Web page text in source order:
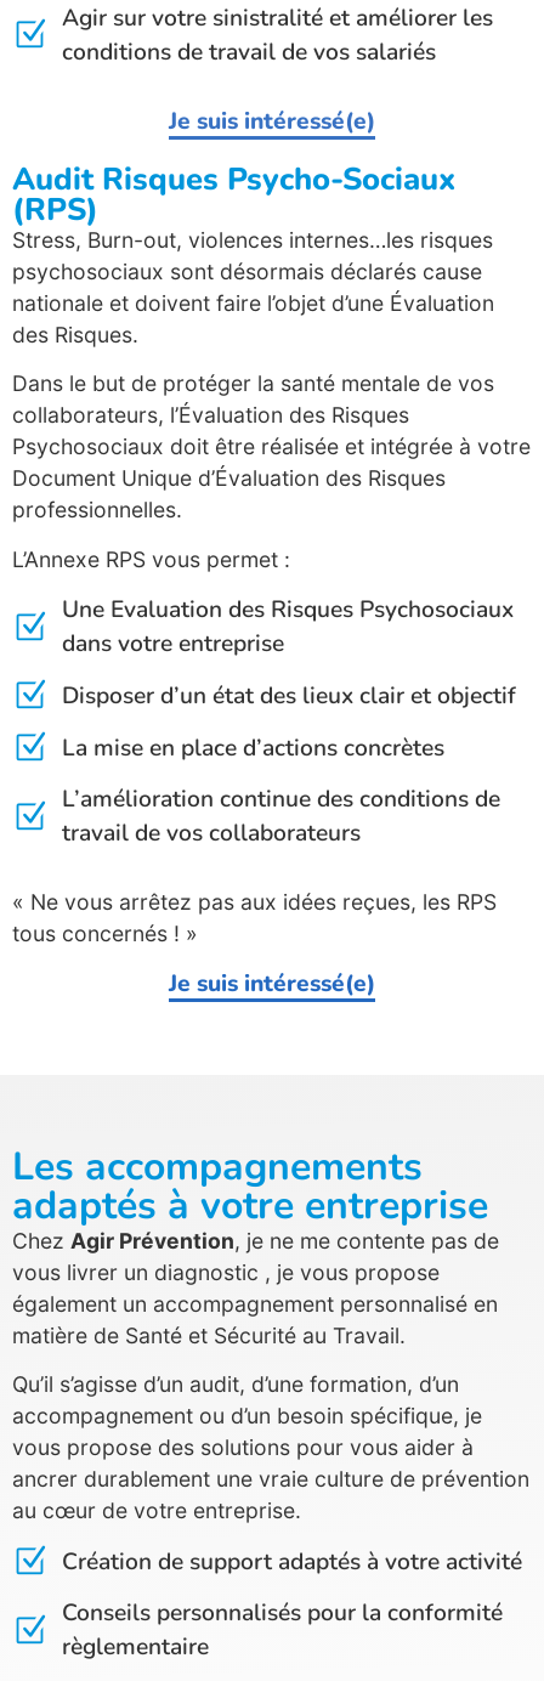
Agir sur votre sinistralité et améliorer les
conditions de travail de vos salariés
Je suis intéressé(e)
Audit Risques Psycho-Sociaux
(RPS)
Stress, Burn-out, violences internes…les risques
psychosociaux sont désormais déclarés cause
nationale et doivent faire l’objet d’une Évaluation
des Risques.
Dans le but de protéger la santé mentale de vos
collaborateurs, l’Évaluation des Risques
Psychosociaux doit être réalisée et intégrée à votre
Document Unique d’Évaluation des Risques
professionnelles.
L’Annexe RPS vous permet :
Une Evaluation des Risques Psychosociaux
dans votre entreprise
Disposer d’un état des lieux clair et objectif
La mise en place d’actions concrètes
L’amélioration continue des conditions de
travail de vos collaborateurs
« Ne vous arrêtez pas aux idées reçues, les RPS
tous concernés ! »
Je suis intéressé(e)
Les accompagnements
adaptés à votre entreprise
Chez Agir Prévention, je ne me contente pas de
vous livrer un diagnostic , je vous propose
également un accompagnement personnalisé en
matière de Santé et Sécurité au Travail.
Qu’il s’agisse d’un audit, d’une formation, d’un
accompagnement ou d’un besoin spécifique, je
vous propose des solutions pour vous aider à
ancrer durablement une vraie culture de prévention
au cœur de votre entreprise.
Création de support adaptés à votre activité
Conseils personnalisés pour la conformité
règlementaire